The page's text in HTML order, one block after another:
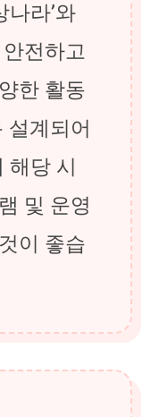
나라’와
전하고
한 활동
설계되어
해당 시
및 운영
이 좋습